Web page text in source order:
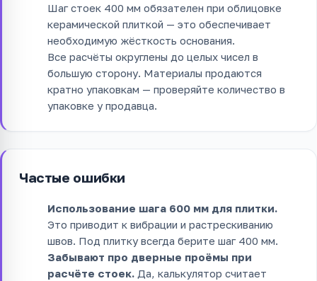
Шаг стоек 400 мм обязателен при облицовке
керамической плиткой — это обеспечивает
необходимую жёсткость основания.
Все расчёты округлены до целых чисел в
большую сторону. Материалы продаются
кратно упаковкам — проверяйте количество в
упаковке у продавца.
Частые ошибки
Использование шага 600 мм для плитки.
Это приводит к вибрации и растрескиванию
швов. Под плитку всегда берите шаг 400 мм.
Забывают про дверные проёмы при
расчёте стоек. Да, калькулятор считает